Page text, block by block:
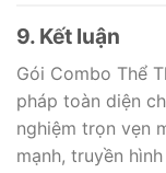
9. Kết luận
Gói Combo Thể
pháp toàn diện
nghiệm trọn vẹn
mạnh, truyền